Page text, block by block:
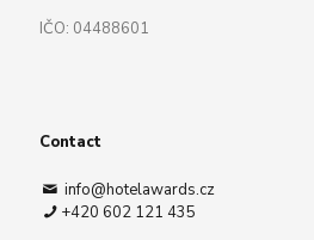
IČO: 04488601
Contact
info@hotelawards.cz
+420 602 121 435